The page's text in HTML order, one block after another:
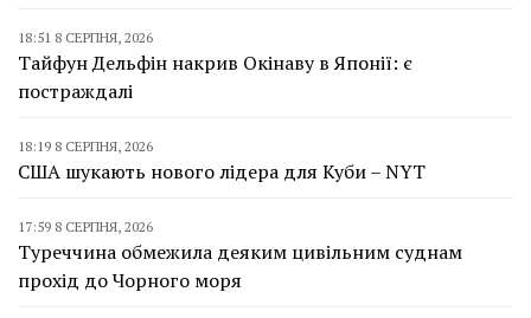
18:51 8 СЕРПНЯ, 2026
Тайфун Дельфін накрив Окінаву в Японії: є
постраждалі
18:19 8 СЕРПНЯ, 2026
США шукають нового лідера для Куби – NYT
17:59 8 СЕРПНЯ, 2026
Туреччина обмежила деяким цивільним суднам
прохід до Чорного моря